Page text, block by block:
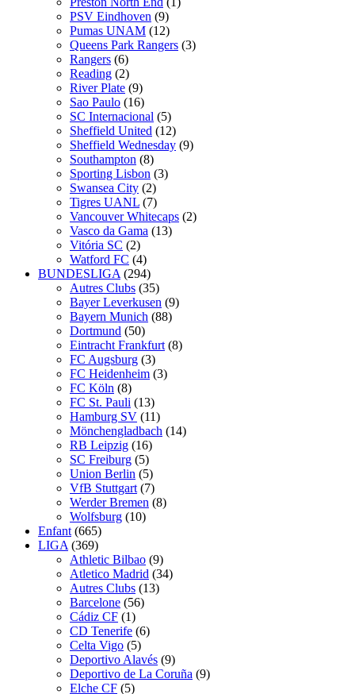
PSV Eindhoven (9)
Pumas UNAM (12)
Queens Park Rangers (3)
Rangers (6)
Reading (2)
River Plate (9)
Sao Paulo (16)
SC Internacional (5)
Sheffield United (12)
Sheffield Wednesday (9)
Southampton (8)
Sporting Lisbon (3)
Swansea City (2)
Tigres UANL (7)
Vancouver Whitecaps (2)
Vasco da Gama (13)
Vitória SC (2)
Watford FC (4)
BUNDESLIGA (294)
Autres Clubs (35)
Bayer Leverkusen (9)
Bayern Munich (88)
Dortmund (50)
Eintracht Frankfurt (8)
FC Augsburg (3)
FC Heidenheim (3)
FC Köln (8)
FC St. Pauli (13)
Hamburg SV (11)
Mönchengladbach (14)
RB Leipzig (16)
SC Freiburg (5)
Union Berlin (5)
VfB Stuttgart (7)
Werder Bremen (8)
Wolfsburg (10)
Enfant (665)
LIGA (369)
Athletic Bilbao (9)
Atletico Madrid (34)
Autres Clubs (13)
Barcelone (56)
Cádiz CF (1)
CD Tenerife (6)
Celta Vigo (5)
Deportivo Alavés (9)
Deportivo de La Coruña (9)
Elche CF (5)